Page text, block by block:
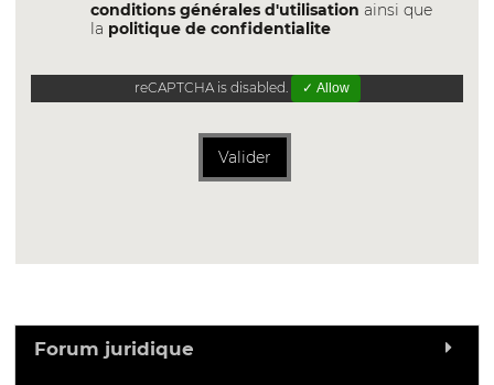
conditions générales d'utilisation ainsi que
la politique de confidentialite
reCAPTCHA is disabled. ✓ Allow
Valider
Forum juridique